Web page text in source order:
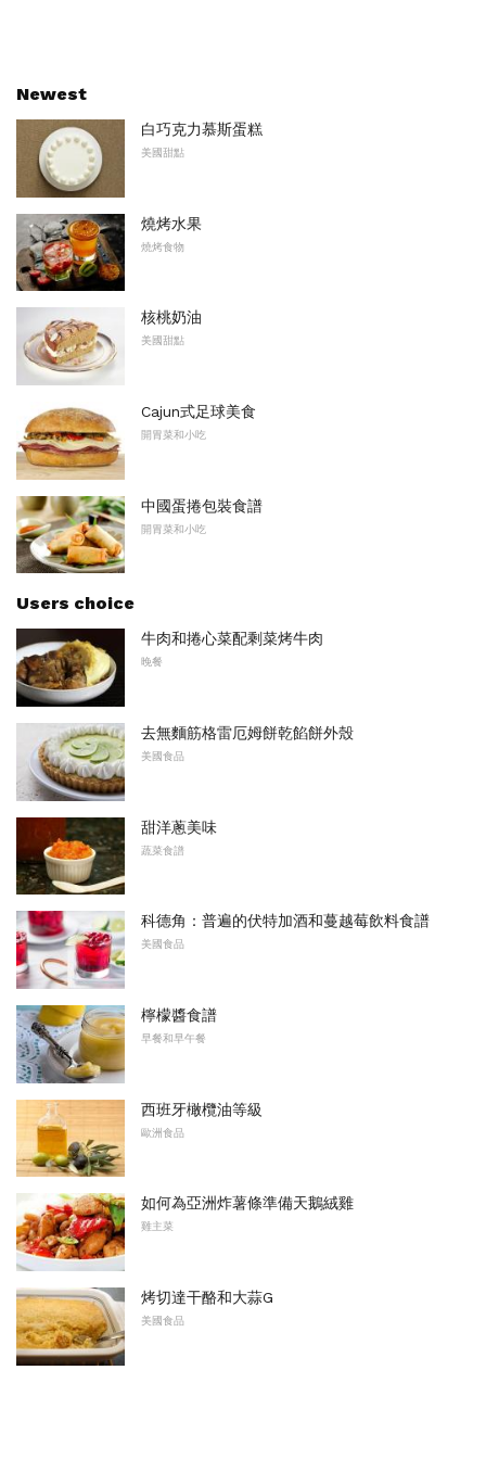
Newest
白巧克力慕斯蛋糕
美國甜點
燒烤水果
燒烤食物
核桃奶油
美國甜點
Cajun式足球美食
開胃菜和小吃
中國蛋捲包裝食譜
開胃菜和小吃
Users choice
牛肉和捲心菜配剩菜烤牛肉
晚餐
去無麵筋格雷厄姆餅乾餡餅外殼
美國食品
甜洋蔥美味
蔬菜食譜
科德角：普遍的伏特加酒和蔓越莓飲料食譜
美國食品
檸檬醬食譜
早餐和早午餐
西班牙橄欖油等級
歐洲食品
如何為亞洲炸薯條準備天鵝絨雞
雞主菜
烤切達干酪和大蒜G
美國食品